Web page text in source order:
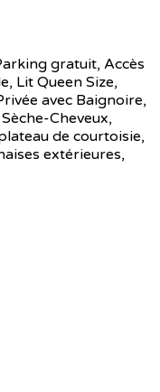
gratuit, Accès
Lit Queen Size,
avec Baignoire,
Cheveux,
de courtoisie,
extérieures,